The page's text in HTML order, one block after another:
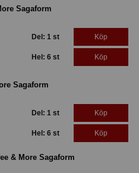
Sagaform
Del: 1 st Köp
Hel: 6 st Köp
Sagaform
Del: 1 st Köp
Hel: 6 st Köp
& More Sagaform